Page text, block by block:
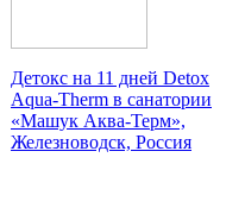
Детокс на 11 дней Detox
Aqua-Therm в санатории
«Машук Аква-Терм»,
Железноводск, Россия